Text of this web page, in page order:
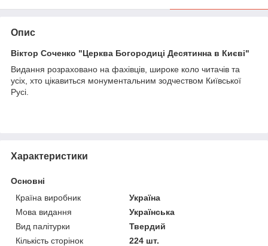
Опис
Віктор Соченко "Церква Богородиці Десятинна в Києві"
Видання розраховано на фахівців, широке коло читачів та
усіх, хто цікавиться монументальним зодчеством Київської
Русі.
Характеристики
Основні
Країна виробник
Україна
Мова видання
Українська
Вид палітурки
Твердий
Кількість сторінок
224 шт.